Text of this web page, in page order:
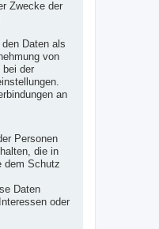
Zwecke der
Daten als
von
bei der
an
Personen
die in
dem Schutz
Daten
oder